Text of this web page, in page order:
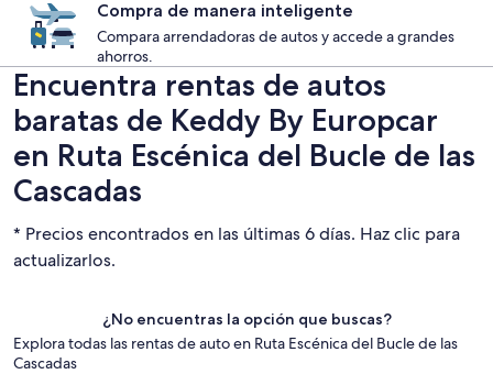
Compra de manera inteligente
Compara arrendadoras de autos y accede a grandes
ahorros.
Encuentra rentas de autos
baratas de Keddy By Europcar
en Ruta Escénica del Bucle de las
Cascadas
* Precios encontrados en las últimas 6 días. Haz clic para
actualizarlos.
¿No encuentras la opción que buscas?
Explora todas las rentas de auto en Ruta Escénica del Bucle de las
Cascadas